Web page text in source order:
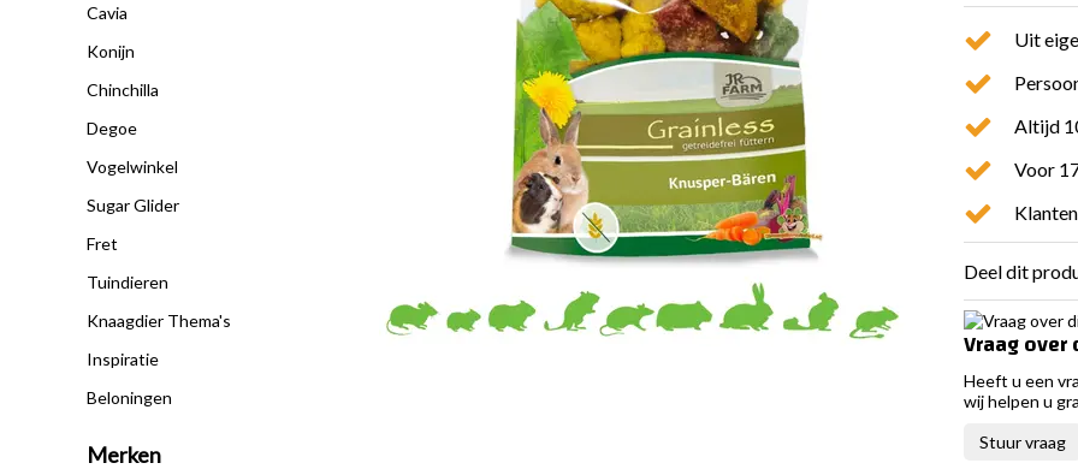
Cavia
Konijn
Chinchilla
Degoe
Vogelwinkel
Sugar Glider
Fret
Tuindieren
Knaagdier Thema's
Inspiratie
Beloningen
Merken
Uit
Altijd
Voor
Deel dit
Vraag
Heeft u een
wij helpen u
Stuur vraag